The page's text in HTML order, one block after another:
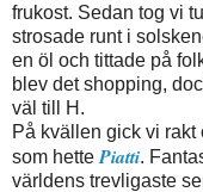
frukost. Sedan tog vi
strosade runt i
en öl och tittade på
blev det shopping,
väl till H.
På kvällen gick vi
som hette Piatti.
världens trevligaste